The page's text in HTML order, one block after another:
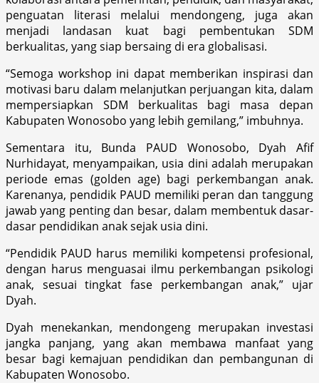
penguatan literasi melalui mendongeng, juga akan
menjadi landasan kuat bagi pembentukan SDM
berkualitas, yang siap bersaing di era globalisasi.
“Semoga workshop ini dapat memberikan inspirasi dan
motivasi baru dalam melanjutkan perjuangan kita, dalam
mempersiapkan SDM berkualitas bagi masa depan
Kabupaten Wonosobo yang lebih gemilang,” imbuhnya.
Sementara itu, Bunda PAUD Wonosobo, Dyah Afif
Nurhidayat, menyampaikan, usia dini adalah merupakan
periode emas (golden age) bagi perkembangan anak.
Karenanya, pendidik PAUD memiliki peran dan tanggung
jawab yang penting dan besar, dalam membentuk dasar-
dasar pendidikan anak sejak usia dini.
“Pendidik PAUD harus memiliki kompetensi profesional,
dengan harus menguasai ilmu perkembangan psikologi
anak, sesuai tingkat fase perkembangan anak,” ujar
Dyah.
Dyah menekankan, mendongeng merupakan investasi
jangka panjang, yang akan membawa manfaat yang
besar bagi kemajuan pendidikan dan pembangunan di
Kabupaten Wonosobo.